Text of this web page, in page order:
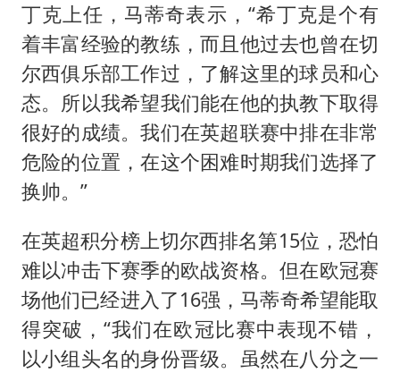
丁克上任，马蒂奇表示，“希丁克是个有
着丰富经验的教练，而且他过去也曾在切
尔西俱乐部工作过，了解这里的球员和心
态。所以我希望我们能在他的执教下取得
很好的成绩。我们在英超联赛中排在非常
危险的位置，在这个困难时期我们选择了
换帅。”
在英超积分榜上切尔西排名第15位，恐怕
难以冲击下赛季的欧战资格。但在欧冠赛
场他们已经进入了16强，马蒂奇希望能取
得突破，“我们在欧冠比赛中表现不错，
以小组头名的身份晋级。虽然在八分之一